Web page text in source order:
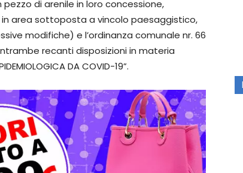
di arenile in loro concessione,
area sottoposta a vincolo paesaggistico,
modifiche) e l’ordinanza comunale nr. 66
recanti disposizioni in materia
DA COVID-19”.